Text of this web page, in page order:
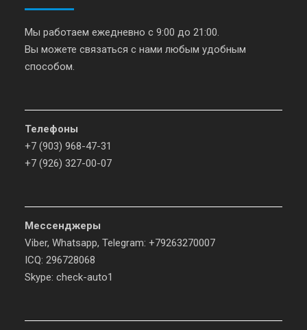
Мы работаем ежедневно с 9:00 до 21:00.
Вы можете связаться с нами любым удобным
способом.
Телефоны
+7 (903) 968-47-31
+7 (926) 327-00-07
Мессенджеры
Viber, Whatsapp, Telegram: +79263270007
ICQ: 296728068
Skype: check-auto1